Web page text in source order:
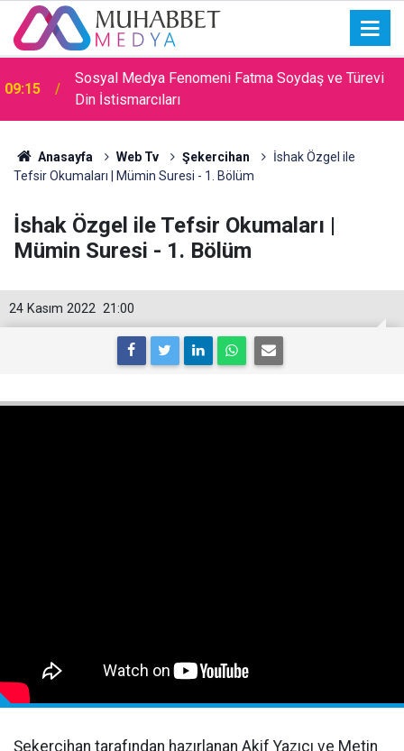
09:15
Sosyal Medya Fenomeni Fatma Soydaş ve Türevi
Din İstismarcıları
Anasayfa Web Tv Şekercihan
İshak Özgel ile
Tefsir Okumaları | Mümin Suresi - 1. Bölüm
İshak Özgel ile Tefsir Okumaları |
Mümin Suresi - 1. Bölüm
21:00
24 Kasım 2022
Şekercihan tarafından hazırlanan Akif Yazıcı ve Metin